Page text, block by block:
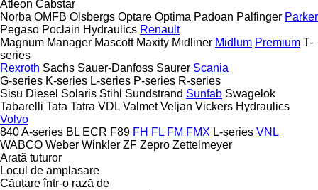
Atleon Cabstar
Norba OMFB Olsbergs Optare Optima Padoan Palfinger Parker
Pegaso Poclain Hydraulics Renault
Magnum Manager Mascott Maxity Midliner Midlum Premium T-
series
Rexroth Sachs Sauer-Danfoss Saurer Scania
G-series K-series L-series P-series R-series
Sisu Diesel Solaris Stihl Sundstrand Sunfab Swagelok
Tabarelli Tata Tatra VDL Valmet Veljan Vickers Hydraulics
Volvo
840A-series BL ECR F89 FH FL FM FMX L-series VNL
WABCO Weber Winkler ZF Zepro Zettelmeyer
Arată tuturor
Locul de amplasare
Căutare într-o rază de